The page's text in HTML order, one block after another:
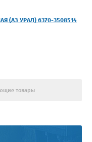
(АЗ УРАЛ) 6370-3508514
товары